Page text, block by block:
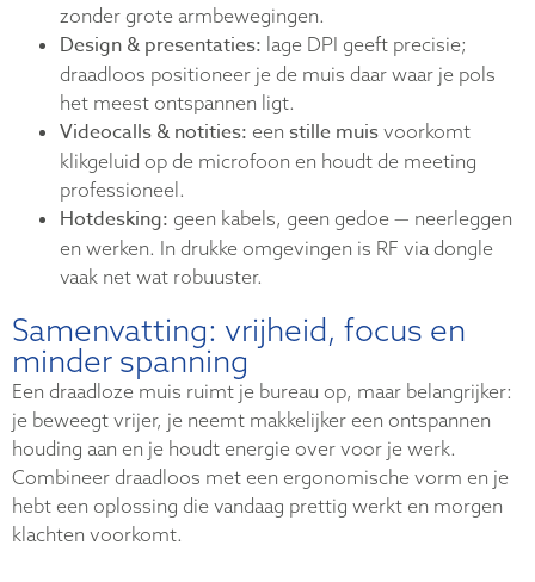
zonder grote armbewegingen.
Design & presentaties: lage DPI geeft precisie;
draadloos positioneer je de muis daar waar je pols
het meest ontspannen ligt.
Videocalls & notities: een stille muis voorkomt
klikgeluid op de microfoon en houdt de meeting
professioneel.
Hotdesking: geen kabels, geen gedoe — neerleggen
en werken. In drukke omgevingen is RF via dongle
vaak net wat robuuster.
Samenvatting: vrijheid, focus en
minder spanning
Een draadloze muis ruimt je bureau op, maar belangrijker:
je beweegt vrijer, je neemt makkelijker een ontspannen
houding aan en je houdt energie over voor je werk.
Combineer draadloos met een ergonomische vorm en je
hebt een oplossing die vandaag prettig werkt en morgen
klachten voorkomt.